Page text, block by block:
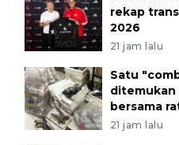
rekap
2026
21 jam lalu
Satu
ditemukan
bersama
21 jam lalu